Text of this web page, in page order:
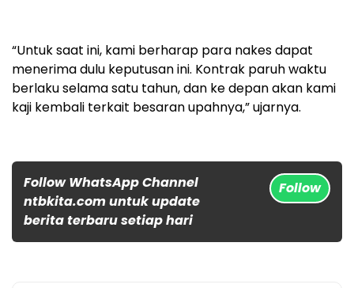
“Untuk saat ini, kami berharap para nakes dapat
menerima dulu keputusan ini. Kontrak paruh waktu
berlaku selama satu tahun, dan ke depan akan kami
kaji kembali terkait besaran upahnya,” ujarnya.
Follow WhatsApp Channel
ntbkita.com untuk update
berita terbaru setiap hari
Follow